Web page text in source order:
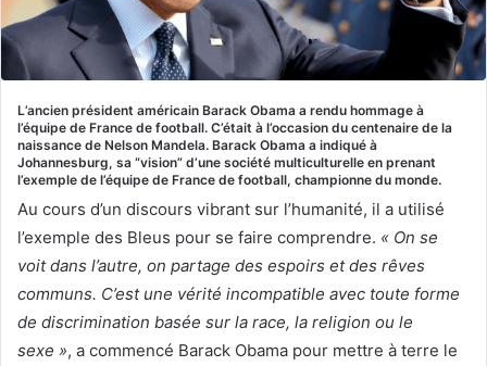
L’ancien président américain Barack Obama a rendu hommage à
l’équipe de France de football. C’était à l’occasion du centenaire de la
naissance de Nelson Mandela. Barack Obama a indiqué à
Johannesburg, sa “vision” d’une société multiculturelle en prenant
l’exemple de l’équipe de France de football, championne du monde.
Au cours d’un discours vibrant sur l’humanité, il a utilisé
l’exemple des Bleus pour se faire comprendre. « On se
voit dans l’autre, on partage des espoirs et des rêves
communs. C’est une vérité incompatible avec toute forme
de discrimination basée sur la race, la religion ou le
sexe », a commencé Barack Obama pour mettre à terre le